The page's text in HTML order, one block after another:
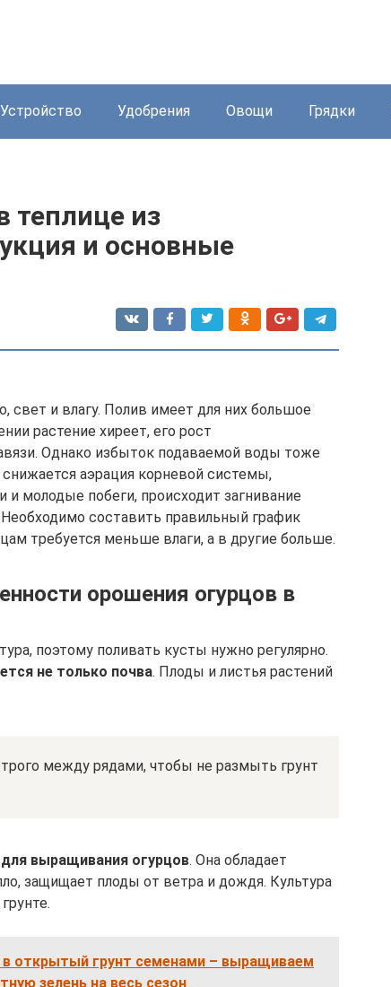
Устройство Удобрения Овощи Грядки
теплице из
и основные
и влагу. Полив имеет для них большое
растение хиреет, его рост
Однако избыток подаваемой воды тоже
аэрация корневой системы,
молодые побеги, происходит загнивание
составить правильный график
требуется меньше влаги, а в другие больше.
орошения огурцов в
поэтому поливать кусты нужно регулярно.
не только почва. Плоды и листья растений
между рядами, чтобы не размыть грунт
выращивания огурцов. Она обладает
защищает плоды от ветра и дождя. Культура
в открытый грунт семенами – выращиваем
зелень на весь сезон